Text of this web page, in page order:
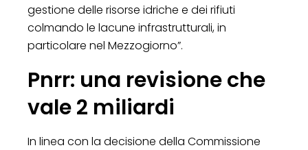
gestione delle risorse idriche e dei rifiuti
colmando le lacune infrastrutturali, in
particolare nel Mezzogiorno”.
Pnrr: una revisione che
vale 2 miliardi
In linea con la decisione della Commissione